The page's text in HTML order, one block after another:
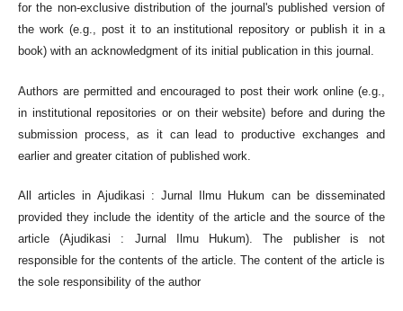
for the non-exclusive distribution of the journal's published version of
the work (e.g., post it to an institutional repository or publish it in a
book) with an acknowledgment of its initial publication in this journal.
Authors are permitted and encouraged to post their work online (e.g.,
in institutional repositories or on their website) before and during the
submission process, as it can lead to productive exchanges and
earlier and greater citation of published work.
All articles in Ajudikasi : Jurnal Ilmu Hukum can be disseminated
provided they include the identity of the article and the source of the
article (Ajudikasi : Jurnal Ilmu Hukum). The publisher is not
responsible for the contents of the article. The content of the article is
the sole responsibility of the author